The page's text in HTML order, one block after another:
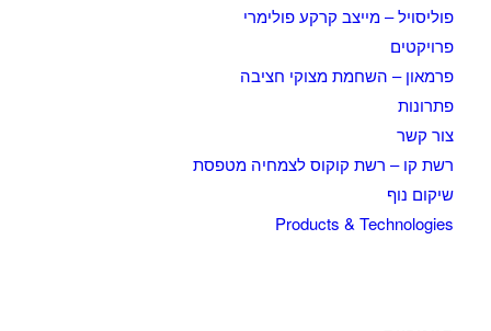
פוליסויל – מייצב קרקע פולימרי
פרויקטים
פרמאון – השחמת מצוקי חציבה
פתרונות
צור קשר
רשת קו – רשת קוקוס לצמחיה מטפסת
שיקום נוף
Products & Technologies